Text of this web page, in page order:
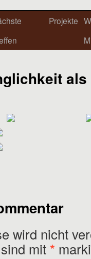
Projekte
wird nicht
mit*